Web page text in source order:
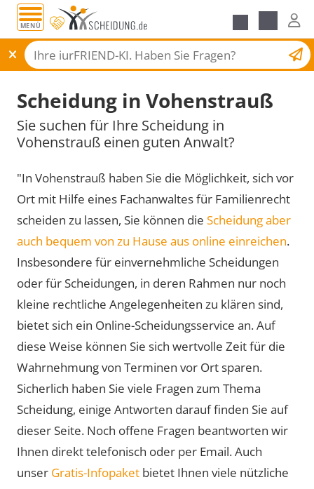
MENÜ
Scheidungsantrag
Scheidung in Vohenstrauß
Sie suchen für Ihre Scheidung in
Vohenstrauß einen guten Anwalt?
"In Vohenstrauß haben Sie die Möglichkeit, sich vor
Ort mit Hilfe eines Fachanwaltes für Familienrecht
scheiden zu lassen, Sie können die Scheidung aber
auch bequem von zu Hause aus online einreichen.
Insbesondere für einvernehmliche Scheidungen
oder für Scheidungen, in deren Rahmen nur noch
kleine rechtliche Angelegenheiten zu klären sind,
bietet sich ein Online-Scheidungsservice an. Auf
diese Weise können Sie sich wertvolle Zeit für die
Wahrnehmung von Terminen vor Ort sparen.
Sicherlich haben Sie viele Fragen zum Thema
Scheidung, einige Antworten darauf finden Sie auf
dieser Seite. Noch offene Fragen beantworten wir
Ihnen direkt telefonisch oder per Email. Auch
unser Gratis-Infopaket bietet Ihnen viele nützliche